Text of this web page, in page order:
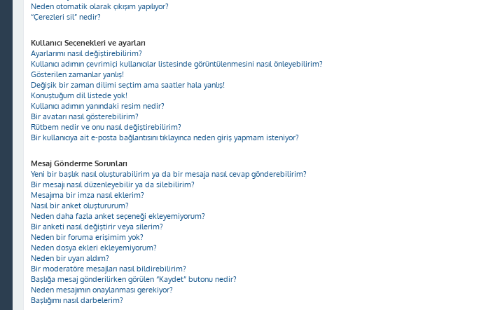
Neden otomatik olarak çıkışım yapılıyor?
“Çerezleri sil” nedir?
Kullanıcı Seçenekleri ve ayarları
Ayarlarımı nasıl değiştirebilirim?
Kullanıcı adımın çevrimiçi kullanıcılar listesinde görüntülenmesini nasıl önleyebilirim?
Gösterilen zamanlar yanlış!
Değişik bir zaman dilimi seçtim ama saatler hala yanlış!
Konuştuğum dil listede yok!
Kullanıcı adımın yanındaki resim nedir?
Bir avatarı nasıl gösterebilirim?
Rütbem nedir ve onu nasıl değiştirebilirim?
Bir kullanıcıya ait e-posta bağlantısını tıklayınca neden giriş yapmam isteniyor?
Mesaj Gönderme Sorunları
Yeni bir başlık nasıl oluşturabilirim ya da bir mesaja nasıl cevap gönderebilirim?
Bir mesajı nasıl düzenleyebilir ya da silebilirim?
Mesajıma bir imza nasıl eklerim?
Nasıl bir anket oluştururum?
Neden daha fazla anket seçeneği ekleyemiyorum?
Bir anketi nasıl değiştirir veya silerim?
Neden bir foruma erişimim yok?
Neden dosya ekleri ekleyemiyorum?
Neden bir uyarı aldım?
Bir moderatöre mesajları nasıl bildirebilirim?
Başlığa mesaj gönderilirken görülen “Kaydet” butonu nedir?
Neden mesajımın onaylanması gerekiyor?
Başlığımı nasıl darbelerim?